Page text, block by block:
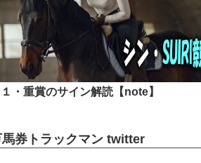
・重賞のサイン解読【note】
馬券トラックマン twitter